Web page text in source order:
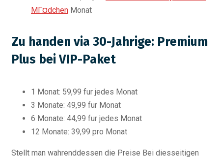
MГ¤dchen Monat
Zu handen via 30-Jahrige: Premium
Plus bei VIP-Paket
1 Monat: 59,99 fur jedes Monat
3 Monate: 49,99 fur Monat
6 Monate: 44,99 fur jedes Monat
12 Monate: 39,99 pro Monat
Stellt man wahrenddessen die Preise Bei diesseitigen